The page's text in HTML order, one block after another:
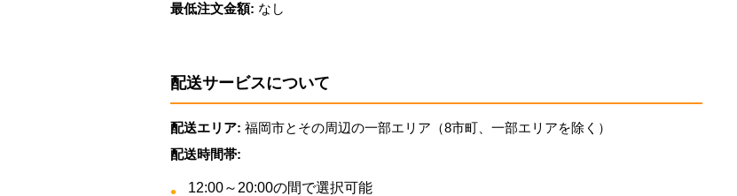
最低注文金額: なし
配送サービスについて
配送エリア: 福岡市とその周辺の一部エリア（8市町、一部エリアを除く）
配送時間帯:
12:00～20:00の間で選択可能